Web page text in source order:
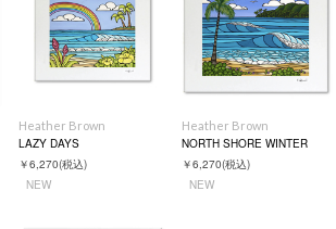
Heather Brown
LAZY DAYS
￥6,270(税込)
NEW
Heather Brown
NORTH SHORE WINTER
￥6,270(税込)
NEW